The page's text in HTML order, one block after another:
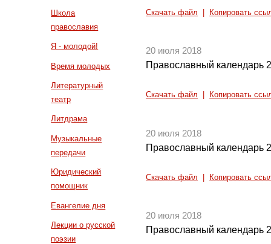
Школа
православия
Я - молодой!
Время молодых
Литературный
театр
Литдрама
Музыкальные
передачи
Юридический
помощник
Евангелие дня
Лекции о русской
поэзии
Скачать файл Копировать
20 июля 2018
Православный календарь
Скачать файл Копировать
20 июля 2018
Православный календарь
Скачать файл Копировать
20 июля 2018
Православный календарь